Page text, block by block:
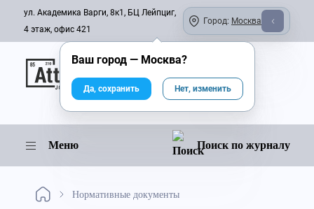
ул. Академика Варги, 8к1, БЦ Лейпциг,
4 этаж, офис 421
Город: Москва
Онлайн-журнал
Меню Поиск по журналу
Нормативные документы
Ваш город — Москва?
Да, сохранить Нет, изменить